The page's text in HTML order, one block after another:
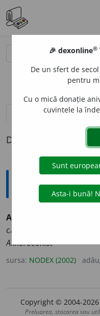
definiții (1)
Definiția cu ID-ul
Explicative DEX
ACORDEON
cântă la acordeon. [Sil.
Akkordeonist
sursa: NODEX (2002)
Copyright © 2004-
Preluarea, stocarea sau
🎉 dexonline®
De un sfert de
pentru
Cu o mică donație
cuvintele la